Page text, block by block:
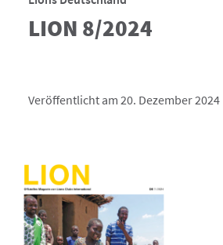
LION 8/2024
Veröffentlicht am 20. Dezember 2024